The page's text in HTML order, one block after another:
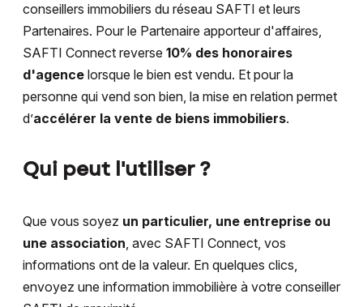
conseillers immobiliers du réseau SAFTI et leurs
Partenaires. Pour le Partenaire apporteur d'affaires,
SAFTI Connect reverse 10% des honoraires
d'agence lorsque le bien est vendu. Et pour la
personne qui vend son bien, la mise en relation permet
d’accélérer la vente de biens immobiliers.
Qui peut l'utiliser ?
Que vous soyez un particulier, une entreprise ou
une association, avec SAFTI Connect, vos
informations ont de la valeur. En quelques clics,
envoyez une information immobilière à votre conseiller